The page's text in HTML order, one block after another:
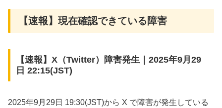
【速報】現在確認できている障害
【速報】X（Twitter）障害発生｜2025年9月29
日 22:15(JST)
2025年9月29日 19:30(JST)から X で障害が発生している